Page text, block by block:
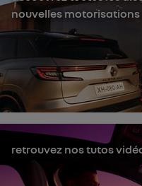
nouvelles motorisations
retrouvez nos tutos